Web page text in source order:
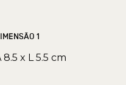
1
8.5 x L 5.5 cm